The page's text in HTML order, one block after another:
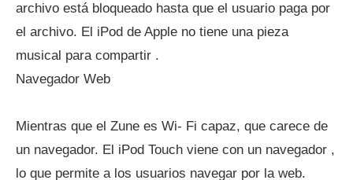
archivo está bloqueado hasta que el usuario paga por
el archivo. El iPod de Apple no tiene una pieza
musical para compartir .
Navegador Web
Mientras que el Zune es Wi- Fi capaz, que carece de
un navegador. El iPod Touch viene con un navegador ,
lo que permite a los usuarios navegar por la web.